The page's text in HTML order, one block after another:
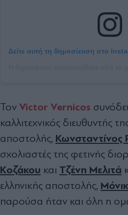
Δείτε αυτή τη δημοσίευση στο
Τον Victor Vernicos
καλλιτεχνικός διευθυντής
αποστολής, Κωνσταντίνος
σχολιαστές της φετινής
Κοζάκου και Τζένη Μελιτά
ελληνικής αποστολής,
παρούσα ήταν και όλη η